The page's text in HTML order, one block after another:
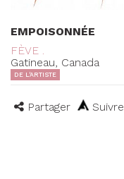
EMPOISONNÉE
FÈVE .
Gatineau, Canada
DE L'ARTISTE
Partager Suivre